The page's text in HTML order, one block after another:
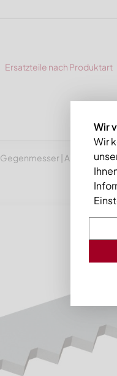
Ersatzteile nach Produktart
Gegenmesser |
Wir
Wir